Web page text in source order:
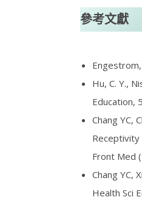
參考文獻
Hu, C. Y.,
Education,
Chang YC,
Receptivity
Front Med
Chang YC,
Health Sci